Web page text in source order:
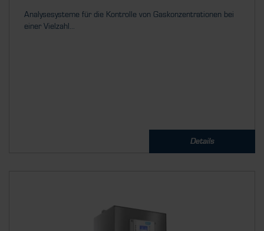
Analysesysteme für die Kontrolle von Gaskonzentrationen bei
einer Vielzahl...
Details